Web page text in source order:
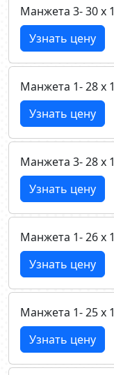
Манжета 3- 30 х
Узнать цену
Манжета 1- 28 х
Узнать цену
Манжета 3- 28 х
Узнать цену
Манжета 1- 26 х
Узнать цену
Манжета 1- 25 х
Узнать цену